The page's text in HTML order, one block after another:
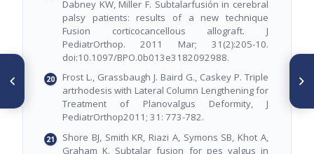
Dabney KW, Miller F. Subtalarfusión in cerebral
palsy patients: results of a new technique
Fusion corticocancellous allograft. J
PediatrOrthop. 2011 Mar; 31(2):205-10.
doi:10.1097/BPO.0b013e3182092988.
Frost L., Grassbaugh J. Baird G., Caskey P. Triple
artrhodesis with Lateral Column Lengthening for
Treatment of Planovalgus Deformity, J
PediatrOrthop2011; 31: 773-782.
Shore BJ, Smith KR, Riazi A, Symons SB, Khot A,
Graham K. Subtalar fusion for pes valgus in
Artroplastia total de cadera
de revisión en pacientes
mayores de 75 años.
Epidemiología: enero 2005 -
Tendencia de pares de
superficie en los últimos 12
años (2004-2015)